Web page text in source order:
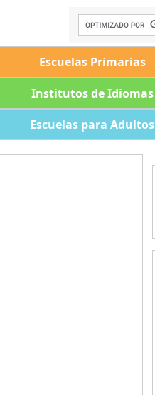
Escuelas Primarias
Institutos de Idiomas
Escuelas para Adultos